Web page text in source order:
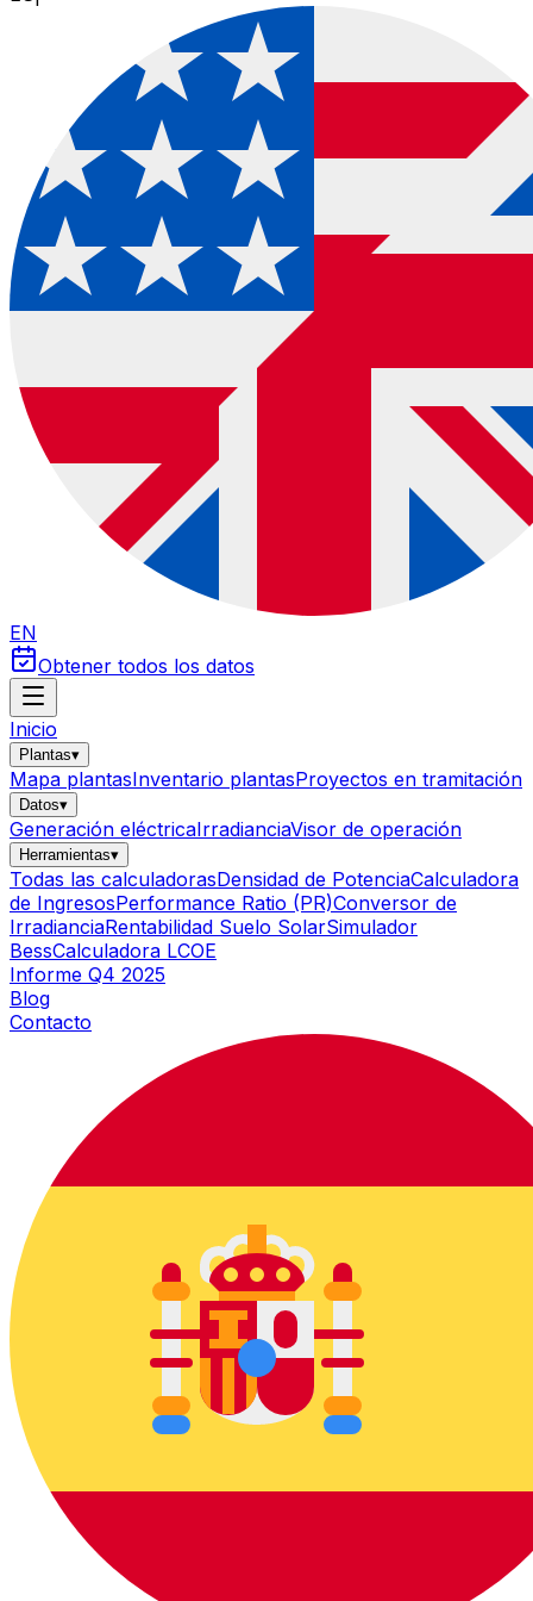
EN
Obtener todos los datos
Inicio
Plantas▾
Mapa plantasInventario plantasProyectos en tramitación
Datos▾
Generación eléctricaIrradianciaVisor de operación
Herramientas▾
Todas las calculadorasDensidad de PotenciaCalculadora
de IngresosPerformance Ratio (PR)Conversor de
IrradianciaRentabilidad Suelo SolarSimulador
BessCalculadora LCOE
Informe Q4 2025
Blog
Contacto